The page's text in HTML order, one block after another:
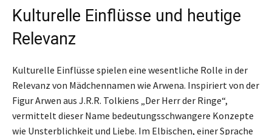
Kulturelle Einflüsse und heutige
Relevanz
Kulturelle Einflüsse spielen eine wesentliche Rolle in der
Relevanz von Mädchennamen wie Arwena. Inspiriert von der
Figur Arwen aus J.R.R. Tolkiens „Der Herr der Ringe“,
vermittelt dieser Name bedeutungsschwangere Konzepte
wie Unsterblichkeit und Liebe. Im Elbischen, einer Sprache